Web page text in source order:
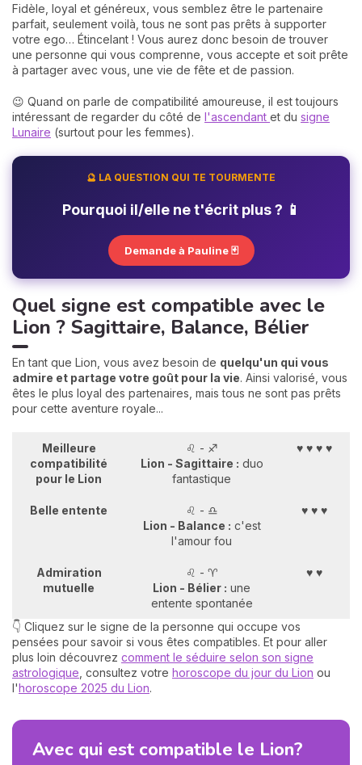
Fidèle, loyal et généreux, vous semblez être le partenaire
parfait, seulement voilà, tous ne sont pas prêts à supporter
votre ego… Étincelant ! Vous aurez donc besoin de trouver
une personne qui vous comprenne, vous accepte et soit prête
à partager avec vous, une vie de fête et de passion.
😉 Quand on parle de compatibilité amoureuse, il est toujours
intéressant de regarder du côté de l'ascendant et du signe
Lunaire (surtout pour les femmes).
🔮 LA QUESTION QUI TE TOURMENTE
Pourquoi il/elle ne t'écrit plus ? 📱
Demande à Pauline 🃏
Quel signe est compatible avec le
Lion ? Sagittaire, Balance, Bélier
En tant que Lion, vous avez besoin de quelqu'un qui vous
admire et partage votre goût pour la vie. Ainsi valorisé, vous
êtes le plus loyal des partenaires, mais tous ne sont pas prêts
pour cette aventure royale...
Meilleure
compatibilité
pour le Lion
♌ - ♐
Lion - Sagittaire : duo
fantastique
♥ ♥ ♥ ♥
Belle entente
♌ - ♎
Lion - Balance : c'est
l'amour fou
♥ ♥ ♥
Admiration
mutuelle
♌ - ♈
Lion - Bélier : une
entente spontanée
♥ ♥
👇 Cliquez sur le signe de la personne qui occupe vos
pensées pour savoir si vous êtes compatibles. Et pour aller
plus loin découvrez comment le séduire selon son signe
astrologique , consultez votre horoscope du jour du Lion ou
l'horoscope 2025 du Lion.
Avec qui est compatible le Lion?